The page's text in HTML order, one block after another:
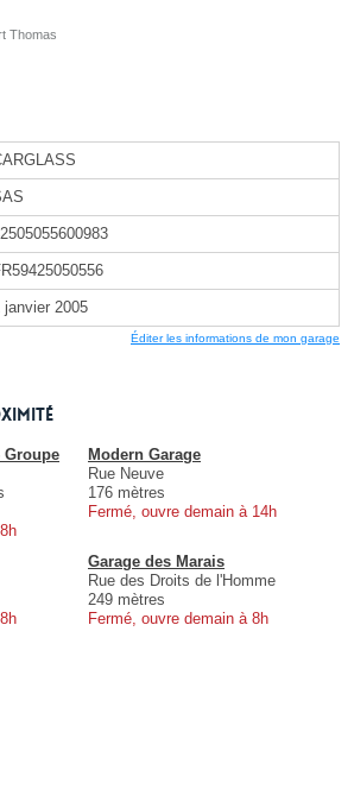
Thomas
janvier 2005
Éditer les informations de mon garage
Groupe
Modern Garage
Rue Neuve
176 mètres
Fermé, ouvre demain à 14h
Garage des Marais
Rue des Droits de l'Homme
249 mètres
Fermé, ouvre demain à 8h